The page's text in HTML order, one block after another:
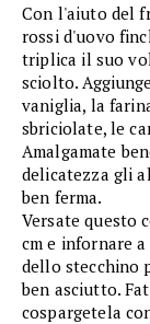
Con l'aiuto del
rossi d'uovo
triplica il suo
sciolto.
vaniglia, la
sbriciolate, le
Amalgamate
delicatezza gli
ben ferma.
Versate questo
cm e infornare
dello stecchino
ben asciutto.
cospargetela